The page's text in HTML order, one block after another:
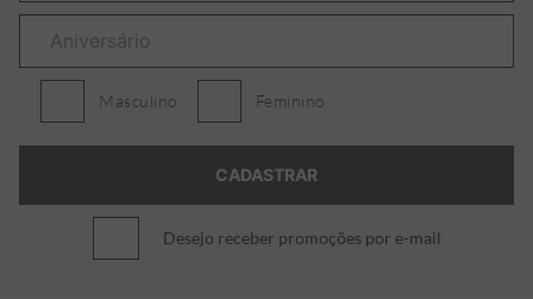
Masculino Feminino
Desejo receber promoções por e-mail